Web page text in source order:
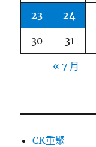
23 24
30 31
« 7 月
CK重聚